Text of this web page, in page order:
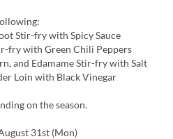
Stir-fry with Spicy Sauce
fry with Green Chili Peppers
and Edamame Stir-fry with Salt
Loin with Black Vinegar
on the season.
31st (Mon)